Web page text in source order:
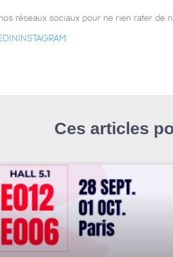
réseaux sociaux pour ne rien rater de
INSTAGRAM
Ces articles